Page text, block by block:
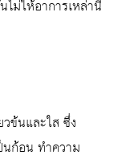
ม่ให้อาการเหล่านี้
ข้นและใส ซึ่ง
นก้อน ทำความ